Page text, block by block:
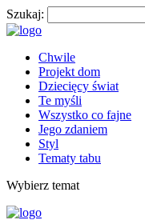
Szukaj:
Chwile
Projekt dom
Dziecięcy świat
Te myśli
Wszystko co fajne
Jego zdaniem
Styl
Tematy tabu
Wybierz temat